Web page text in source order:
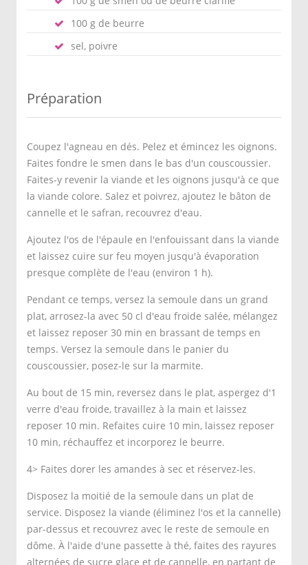
100 g de beurre
sel, poivre
Préparation
Coupez l'agneau en dés. Pelez et émincez les oignons.
Faites fondre le smen dans le bas d'un couscoussier.
Faites-y revenir la viande et les oignons jusqu'à ce que
la viande colore. Salez et poivrez, ajoutez le bâton de
cannelle et le safran, recouvrez d'eau.
Ajoutez l'os de l'épaule en l'enfouissant dans la viande
et laissez cuire sur feu moyen jusqu'à évaporation
presque complète de l'eau (environ 1 h).
Pendant ce temps, versez la semoule dans un grand
plat, arrosez-la avec 50 cl d'eau froide salée, mélangez
et laissez reposer 30 min en brassant de temps en
temps. Versez la semoule dans le panier du
couscoussier, posez-le sur la marmite.
Au bout de 15 min, reversez dans le plat, aspergez d'1
verre d'eau froide, travaillez à la main et laissez
reposer 10 min. Refaites cuire 10 min, laissez reposer
10 min, réchauffez et incorporez le beurre.
4> Faites dorer les amandes à sec et réservez-les.
Disposez la moitié de la semoule dans un plat de
service. Disposez la viande (éliminez l'os et la cannelle)
par-dessus et recouvrez avec le reste de semoule en
dôme. À l'aide d'une passette à thé, faites des rayures
alternées de sucre glace et de cannelle, en partant de